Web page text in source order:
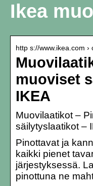
Ikea
http s://www.ikea.com
muoviset
IKEA
Muovilaatikot –
säilytyslaatikot –
Pinottavat ja
kaikki pienet
järjestyksessä.
pinottuna ne